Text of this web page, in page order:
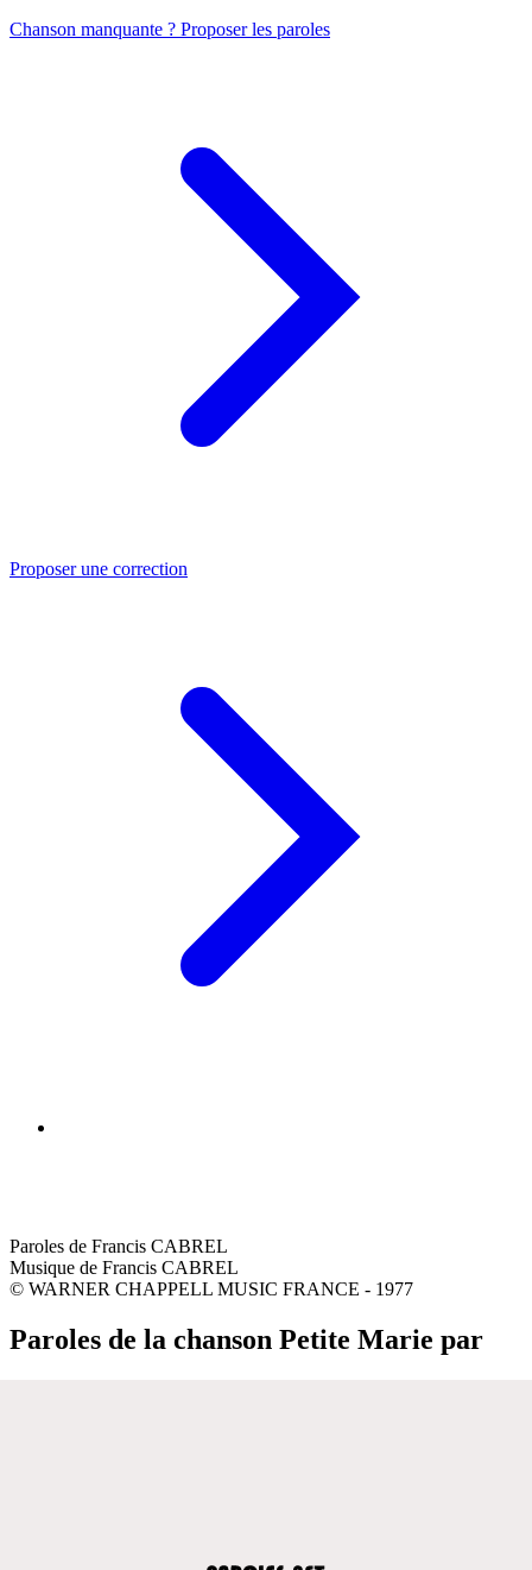
Chanson manquante ? Proposer les paroles
Proposer une correction
Paroles de Francis CABREL
Musique de Francis CABREL
© WARNER CHAPPELL MUSIC FRANCE - 1977
Paroles de la chanson Petite Marie par